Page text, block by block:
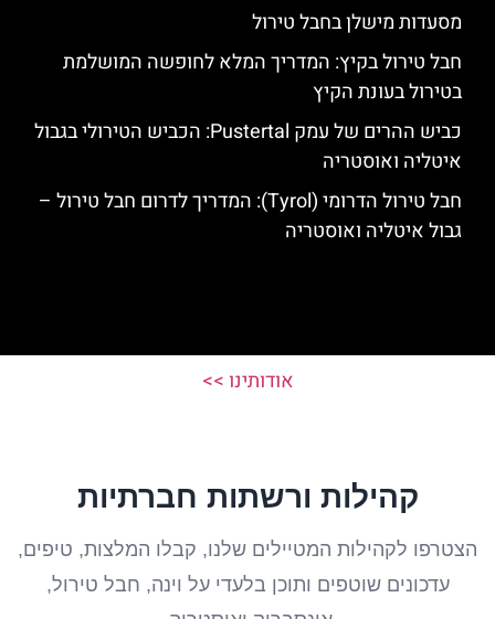
מסעדות מישלן בחבל טירול
חבל טירול בקיץ: המדריך המלא לחופשה המושלמת
בטירול בעונת הקיץ
כביש ההרים של עמק Pustertal: הכביש הטירולי בגבול
איטליה ואוסטריה
חבל טירול הדרומי (Tyrol): המדריך לדרום חבל טירול –
גבול איטליה ואוסטריה
אודותינו >>
קהילות ורשתות חברתיות
הצטרפו לקהילות המטיילים שלנו, קבלו המלצות, טיפים,
עדכונים שוטפים ותוכן בלעדי על וינה, חבל טירול,